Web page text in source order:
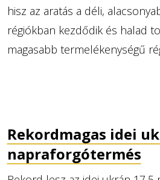
hisz az aratás a déli,
régiókban kezdődik és halad
magasabb termelékenységű
Rekordmagas idei
napraforgótermés